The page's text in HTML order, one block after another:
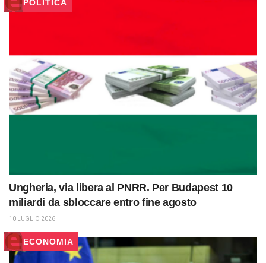
POLITICA
Ungheria, via libera al PNRR. Per Budapest 10
miliardi da sbloccare entro fine agosto
10 LUGLIO 2026
ECONOMIA